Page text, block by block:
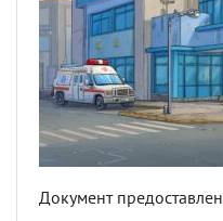
Документ предоставлен